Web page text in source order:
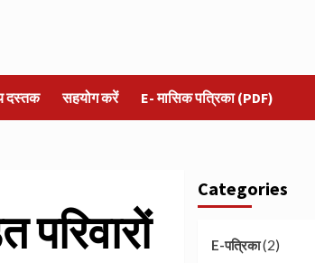
दस्तक सहयोग करें E- मासिक पत्रिका (PDF)
Categories
E-पत्रिका(2)